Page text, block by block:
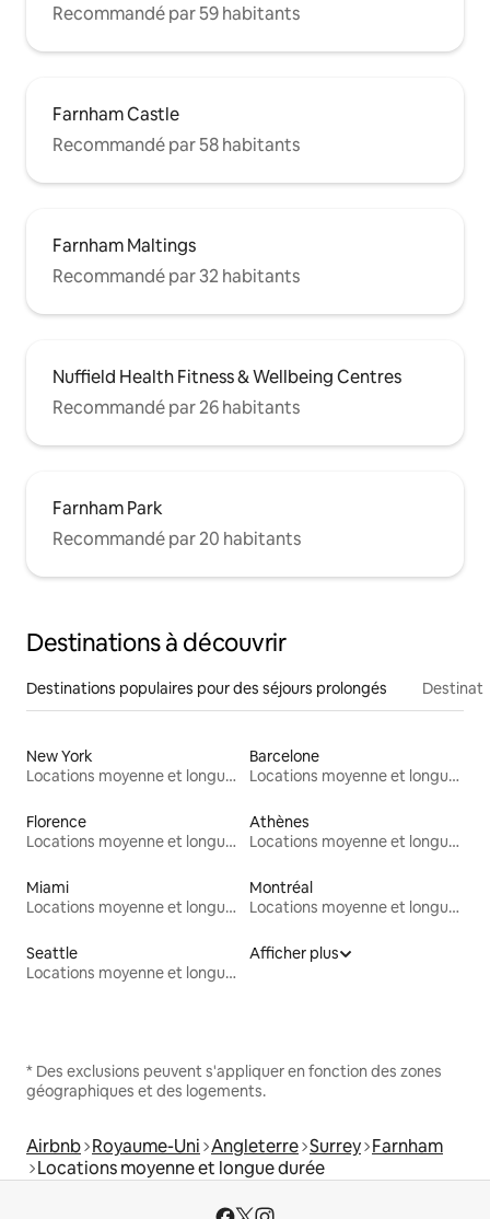
Recommandé par 59 habitants
Farnham Castle
Recommandé par 58 habitants
Farnham Maltings
Recommandé par 32 habitants
Nuffield Health Fitness & Wellbeing Centres
Recommandé par 26 habitants
Farnham Park
Recommandé par 20 habitants
Destinations à découvrir
Destinations populaires pour des séjours prolongés
New York
Locations moyenne et longue durée
Barcelone
Locations moyenne et longue durée
Florence
Locations moyenne et longue durée
Athènes
Locations moyenne et longue durée
Miami
Locations moyenne et longue durée
Montréal
Locations moyenne et longue durée
Seattle
Locations moyenne et longue durée
Afficher plus
* Des exclusions peuvent s'appliquer en fonction des zones
géographiques et des logements.
Airbnb Royaume-Uni Angleterre Surrey Farnham
Locations moyenne et longue durée